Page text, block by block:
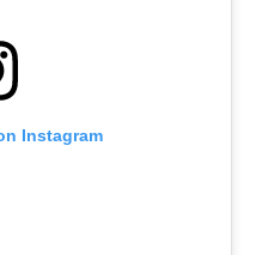
Instagram